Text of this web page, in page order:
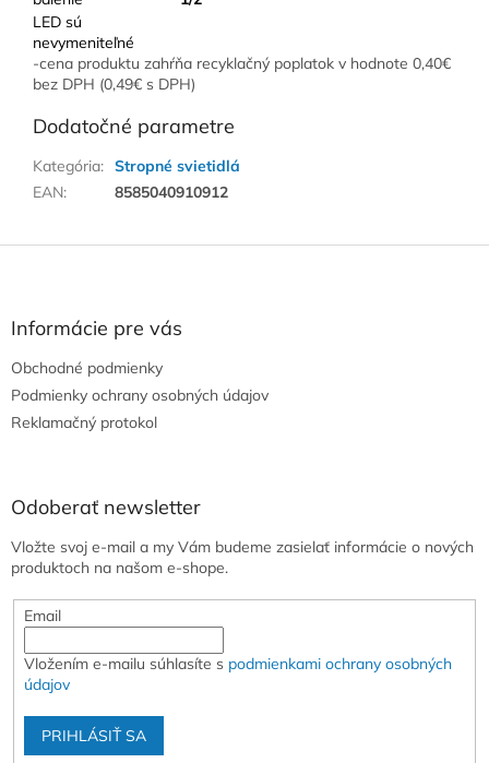
LED sú
nevymeniteľné
-cena produktu zahŕňa recyklačný poplatok v hodnote 0,40€
bez DPH (0,49€ s DPH)
Dodatočné parametre
Kategória: Stropné svietidlá
EAN: 8585040910912
Informácie pre vás
Obchodné podmienky
Podmienky ochrany osobných údajov
Reklamačný protokol
Odoberať newsletter
Vložte svoj e-mail a my Vám budeme zasielať informácie o nových
produktoch na našom e-shope.
Email
Vložením e-mailu súhlasíte s podmienkami ochrany osobných
údajov
PRIHLÁSIŤ SA